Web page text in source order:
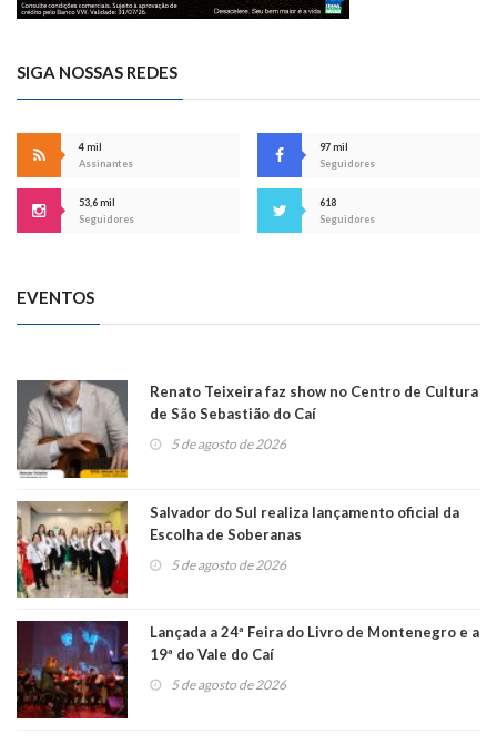
SIGA NOSSAS REDES
4 mil
Assinantes
97 mil
Seguidores
53,6 mil
Seguidores
618
Seguidores
EVENTOS
Renato Teixeira faz show no Centro de Cultura
de São Sebastião do Caí
5 de agosto de 2026
Salvador do Sul realiza lançamento oficial da
Escolha de Soberanas
5 de agosto de 2026
Lançada a 24ª Feira do Livro de Montenegro e a
19ª do Vale do Caí
5 de agosto de 2026